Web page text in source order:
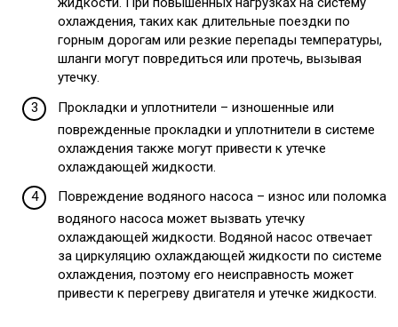
охлаждения, таких как длительные поездки по
горным дорогам или резкие перепады температуры,
шланги могут повредиться или протечь, вызывая
утечку.
Прокладки и уплотнители – изношенные или
поврежденные прокладки и уплотнители в системе
охлаждения также могут привести к утечке
охлаждающей жидкости.
Повреждение водяного насоса – износ или поломка
водяного насоса может вызвать утечку
охлаждающей жидкости. Водяной насос отвечает
за циркуляцию охлаждающей жидкости по системе
охлаждения, поэтому его неисправность может
привести к перегреву двигателя и утечке жидкости.